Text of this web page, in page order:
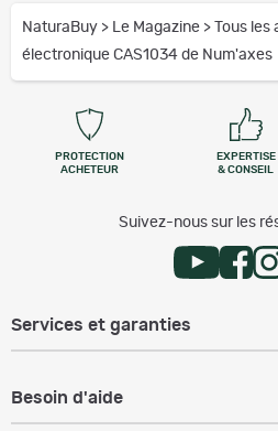
NaturaBuy > Le Magazine > Tous
électronique CAS1034 de Num'axes
PROTECTION
ACHETEUR
EXPERTISE
& CONSEIL
Suivez-nous sur les
Services et garanties
Besoin d'aide